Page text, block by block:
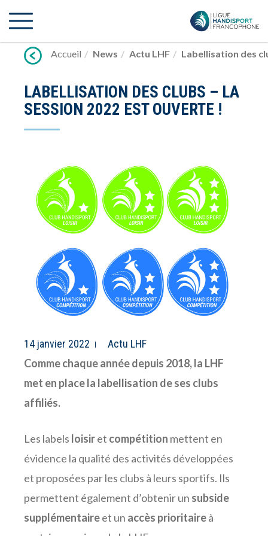
vers
Accueil
News Actu LHF Labellisation des
LABELLISATION DES CLUBS – LA
SESSION 2022 EST OUVERTE !
14 janvier 2022 Actu LHF
Comme chaque année depuis 2018, la LHF
met en place la labellisation de ses clubs
affiliés.
Les labels loisiret compétition mettent en
évidence la qualité des activités développées
et proposées par les clubs à leurs sportifs. Ils
permettent également d’obtenir un subside
supplémentaireet un accès prioritaireà